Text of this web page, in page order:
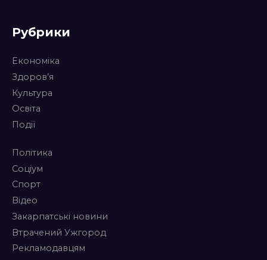
Рубрики
Економіка
Здоров’я
Культура
Освіта
Події
Політика
Соціум
Спорт
Відео
Закарпатські новини
Втрачений Ужгород
Рекламодавцям